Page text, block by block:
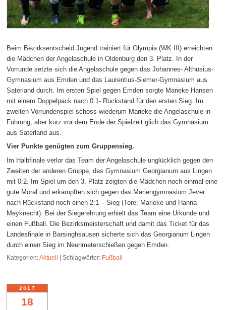
Beim Bezirksentscheid Jugend trainiert für Olympia (WK III) erreichten
die Mädchen der Angelaschule in Oldenburg den 3. Platz. In der
Vorrunde setzte sich die Angelaschule gegen das Johannes- Althusius-
Gymnasium aus Emden und das Laurentius-Siemer-Gymnasium aus
Saterland durch. Im ersten Spiel gegen Emden sorgte Marieke Hansen
mit einem Doppelpack nach 0:1- Rückstand für den ersten Sieg. Im
zweiten Vorrundenspiel schoss wiederum Marieke die Angelaschule in
Führung, aber kurz vor dem Ende der Spielzeit glich das Gymnasium
aus Saterland aus.
Vier Punkte genügten zum Gruppensieg.
Im Halbfinale verlor das Team der Angelaschule unglücklich gegen den
Zweiten der anderen Gruppe, das Gymnasium Georgianum aus Lingen
mit 0:2. Im Spiel um den 3. Platz zeigten die Mädchen noch einmal eine
gute Moral und erkämpften sich gegen das Mariengymnasium Jever
nach Rückstand noch einen 2:1 – Sieg (Tore: Marieke und Hanna
Meyknecht). Bei der Siegerehrung erhielt das Team eine Urkunde und
einen Fußball. Die Bezirksmeisterschaft und damit das Ticket für das
Landesfinale in Barsinghsausen sicherte sich das Georgianum Lingen
durch einen Sieg im Neunmeterschießen gegen Emden.
Kategorien:Aktuell |Schlagwörter: Fußball
18
2017